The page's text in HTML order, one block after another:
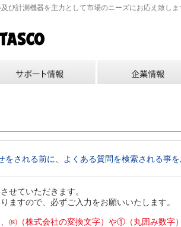
び計測機器を主力として市場のニーズにお応え致しま
をされる前に、よくある質問を検索される事を
せていただきます。
ますので、必ずご入力をお願いいたします。
㈱（株式会社の変換文字）や①（丸囲み数字